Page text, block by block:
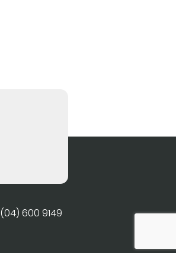
(04) 600 9149